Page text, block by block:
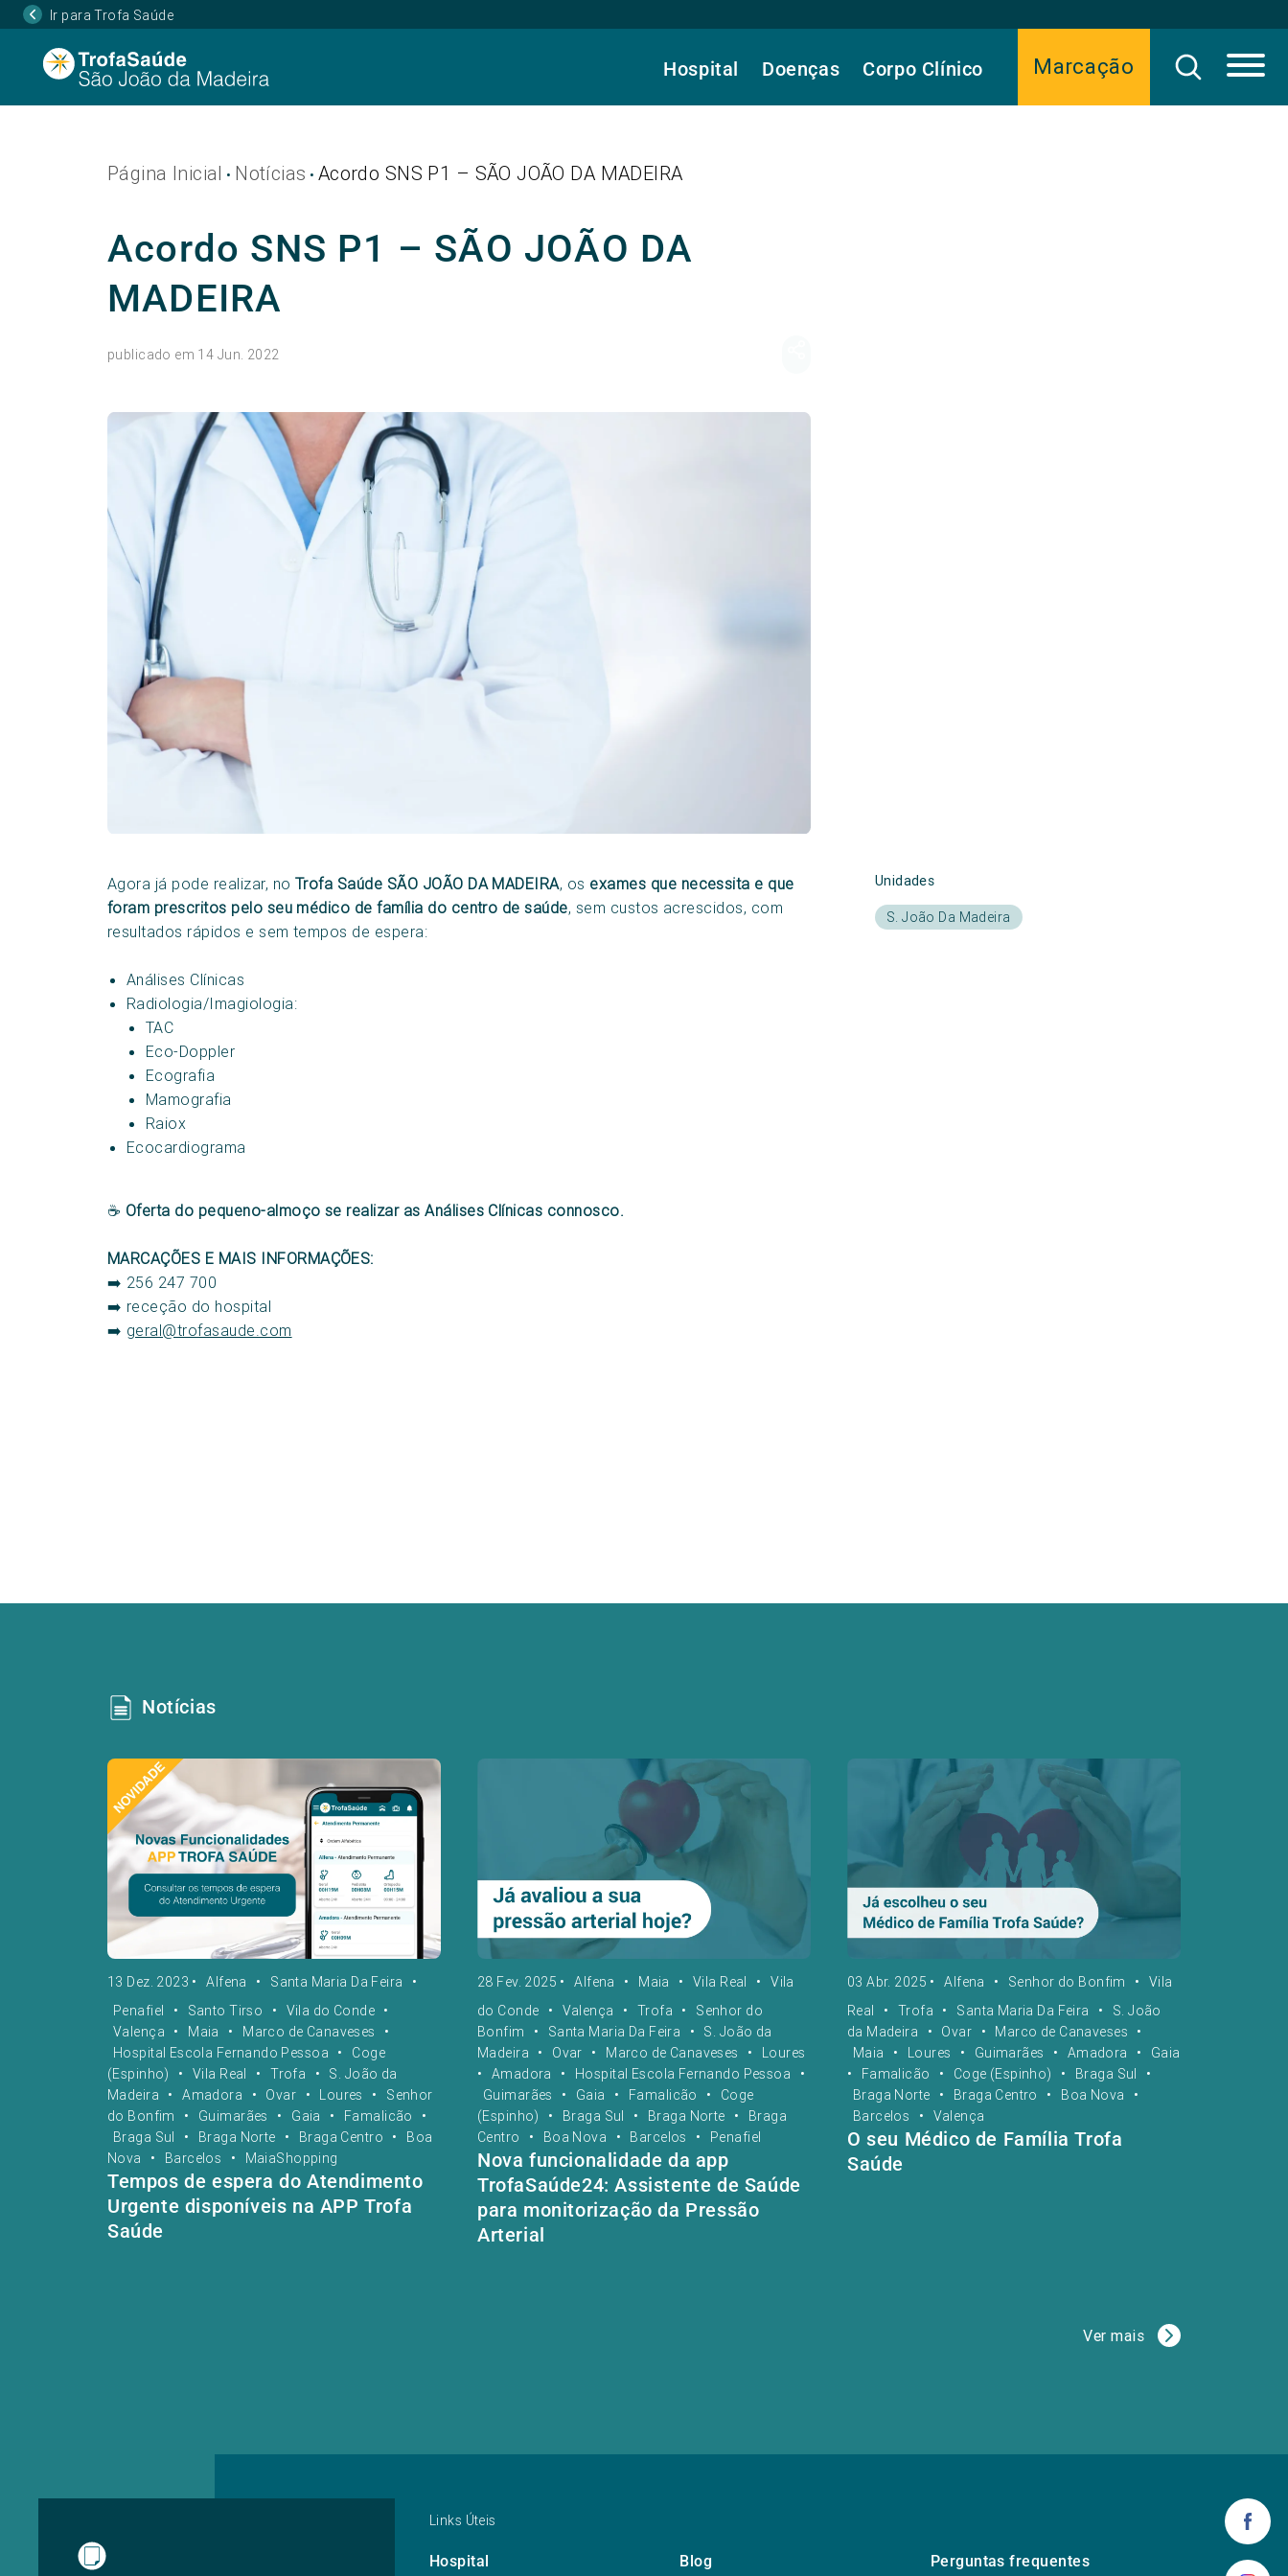
Ir para Trofa Saúde
Marcação
Hospital Doenças Corpo Clínico
Página Inicial • Notícias • Acordo SNS P1 – SÃO JOÃO DA MADEIRA
Acordo SNS P1 – SÃO JOÃO DA
MADEIRA
publicado em 14 Jun. 2022
Agora já pode realizar, no Trofa Saúde SÃO JOÃO DA MADEIRA, os exames que necessita e que
foram prescritos pelo seu médico de família do centro de saúde, sem custos acrescidos, com
resultados rápidos e sem tempos de espera:
Análises Clínicas
Radiologia/Imagiologia:
TAC
Eco-Doppler
Ecografia
Mamografia
Raiox
Ecocardiograma
☕ Oferta do pequeno-almoço se realizar as Análises Clínicas connosco.
MARCAÇÕES E MAIS INFORMAÇÕES:
➡️ 256 247 700
➡️ receção do hospital
➡️ geral@trofasaude.com
Unidades
S. João Da Madeira
Notícias
13 Dez. 2023 • Alfena • Santa Maria Da Feira
•
Penafiel
• Santo Tirso • Vila do Conde •
Valença
• Maia • Marco de Canaveses
•
Hospital Escola Fernando Pessoa
•
Coge
(Espinho)
• Vila Real • Trofa •
S. João da
Madeira
• Amadora • Ovar • Loures •
Senhor
do Bonfim
• Guimarães • Gaia • Famalicão
•
Braga Sul
• Braga Norte • Braga Centro •
Boa
Nova
• Barcelos • MaiaShopping
Tempos de espera do Atendimento
Urgente disponíveis na APP Trofa
Saúde
28 Fev. 2025 • Alfena • Maia • Vila Real •
Vila
do Conde
• Valença • Trofa •
Senhor do
Bonfim
• Santa Maria Da Feira •
S. João da
Madeira
• Ovar • Marco de Canaveses •
Loures
•
Amadora • Hospital Escola Fernando Pessoa
•
Guimarães
• Gaia • Famalicão •
Coge
(Espinho)
• Braga Sul • Braga Norte •
Braga
Centro
• Boa Nova • Barcelos • Penafiel
Nova funcionalidade da app
TrofaSaúde24: Assistente de Saúde
para monitorização da Pressão
Arterial
03 Abr. 2025 • Alfena • Senhor do Bonfim •
Vila
Real
• Trofa • Santa Maria Da Feira •
S. João
da Madeira
• Ovar • Marco de Canaveses
•
Maia
• Loures • Guimarães • Amadora •
Gaia
•
Famalicão • Coge (Espinho) • Braga Sul
•
Braga Norte
• Braga Centro • Boa Nova
•
Barcelos
• Valença
O seu Médico de Família Trofa
Saúde
Ver mais
Links Úteis
Hospital Blog Perguntas frequentes